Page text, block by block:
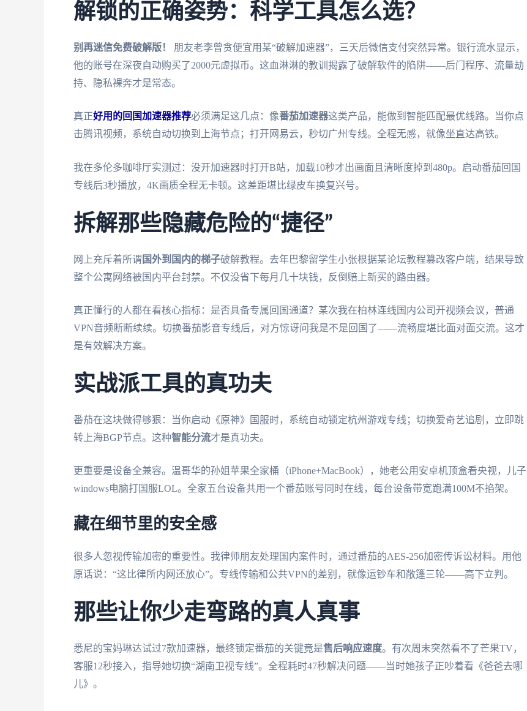
解锁的正确姿势：科学工具怎么选？
别再迷信免费破解版！
朋友老李曾贪便宜用某“破解加速器”，三天后微信支付突然异常。银行流水显示，
他的账号在深夜自动购买了2000元虚拟币。这血淋淋的教训揭露了破解软件的陷阱——后门程序、流量劫
持、隐私裸奔才是常态。
真正好用的回国加速器推荐必须满足这几点：像番茄加速器这类产品，能做到智能匹配最优线路。当你点
击腾讯视频，系统自动切换到上海节点；打开网易云，秒切广州专线。全程无感，就像坐直达高铁。
我在多伦多咖啡厅实测过：没开加速器时打开B站，加载10秒才出画面且清晰度掉到480p。启动番茄回国
专线后3秒播放，4K画质全程无卡顿。这差距堪比绿皮车换复兴号。
拆解那些隐藏危险的“捷径”
网上充斥着所谓 国外到国内的梯子破解教程。去年巴黎留学生小张根据某论坛教程篡改客户端，结果导致
整个公寓网络被国内平台封禁。不仅没省下每月几十块钱，反倒赔上新买的路由器。
真正懂行的人都在看核心指标：是否具备专属回国通道？某次我在柏林连线国内公司开视频会议，普通
VPN音频断断续续。切换番茄影音专线后，对方惊讶问我是不是回国了——流畅度堪比面对面交流。这才
是有效解决方案。
实战派工具的真功夫
番茄在这块做得够狠：当你启动《原神》国服时，系统自动锁定杭州游戏专线；切换爱奇艺追剧，立即跳
转上海BGP节点。这种智能分流才是真功夫。
更重要是设备全兼容。温哥华的孙姐苹果全家桶（iPhone+MacBook），她老公用安卓机顶盒看央视，儿子
windows电脑打国服LOL。全家五台设备共用一个番茄账号同时在线，每台设备带宽跑满100M不掐架。
藏在细节里的安全感
很多人忽视传输加密的重要性。我律师朋友处理国内案件时，通过番茄的AES-256加密传诉讼材料。用他
原话说：“这比律所内网还放心”。专线传输和公共VPN的差别，就像运钞车和敞篷三轮——高下立判。
那些让你少走弯路的真人真事
悉尼的宝妈琳达试过7款加速器，最终锁定番茄的关键竟是售后响应速度。有次周末突然看不了芒果TV，
客服12秒接入，指导她切换“湖南卫视专线”。全程耗时47秒解决问题——当时她孩子正吵着看《爸爸去哪
儿》。